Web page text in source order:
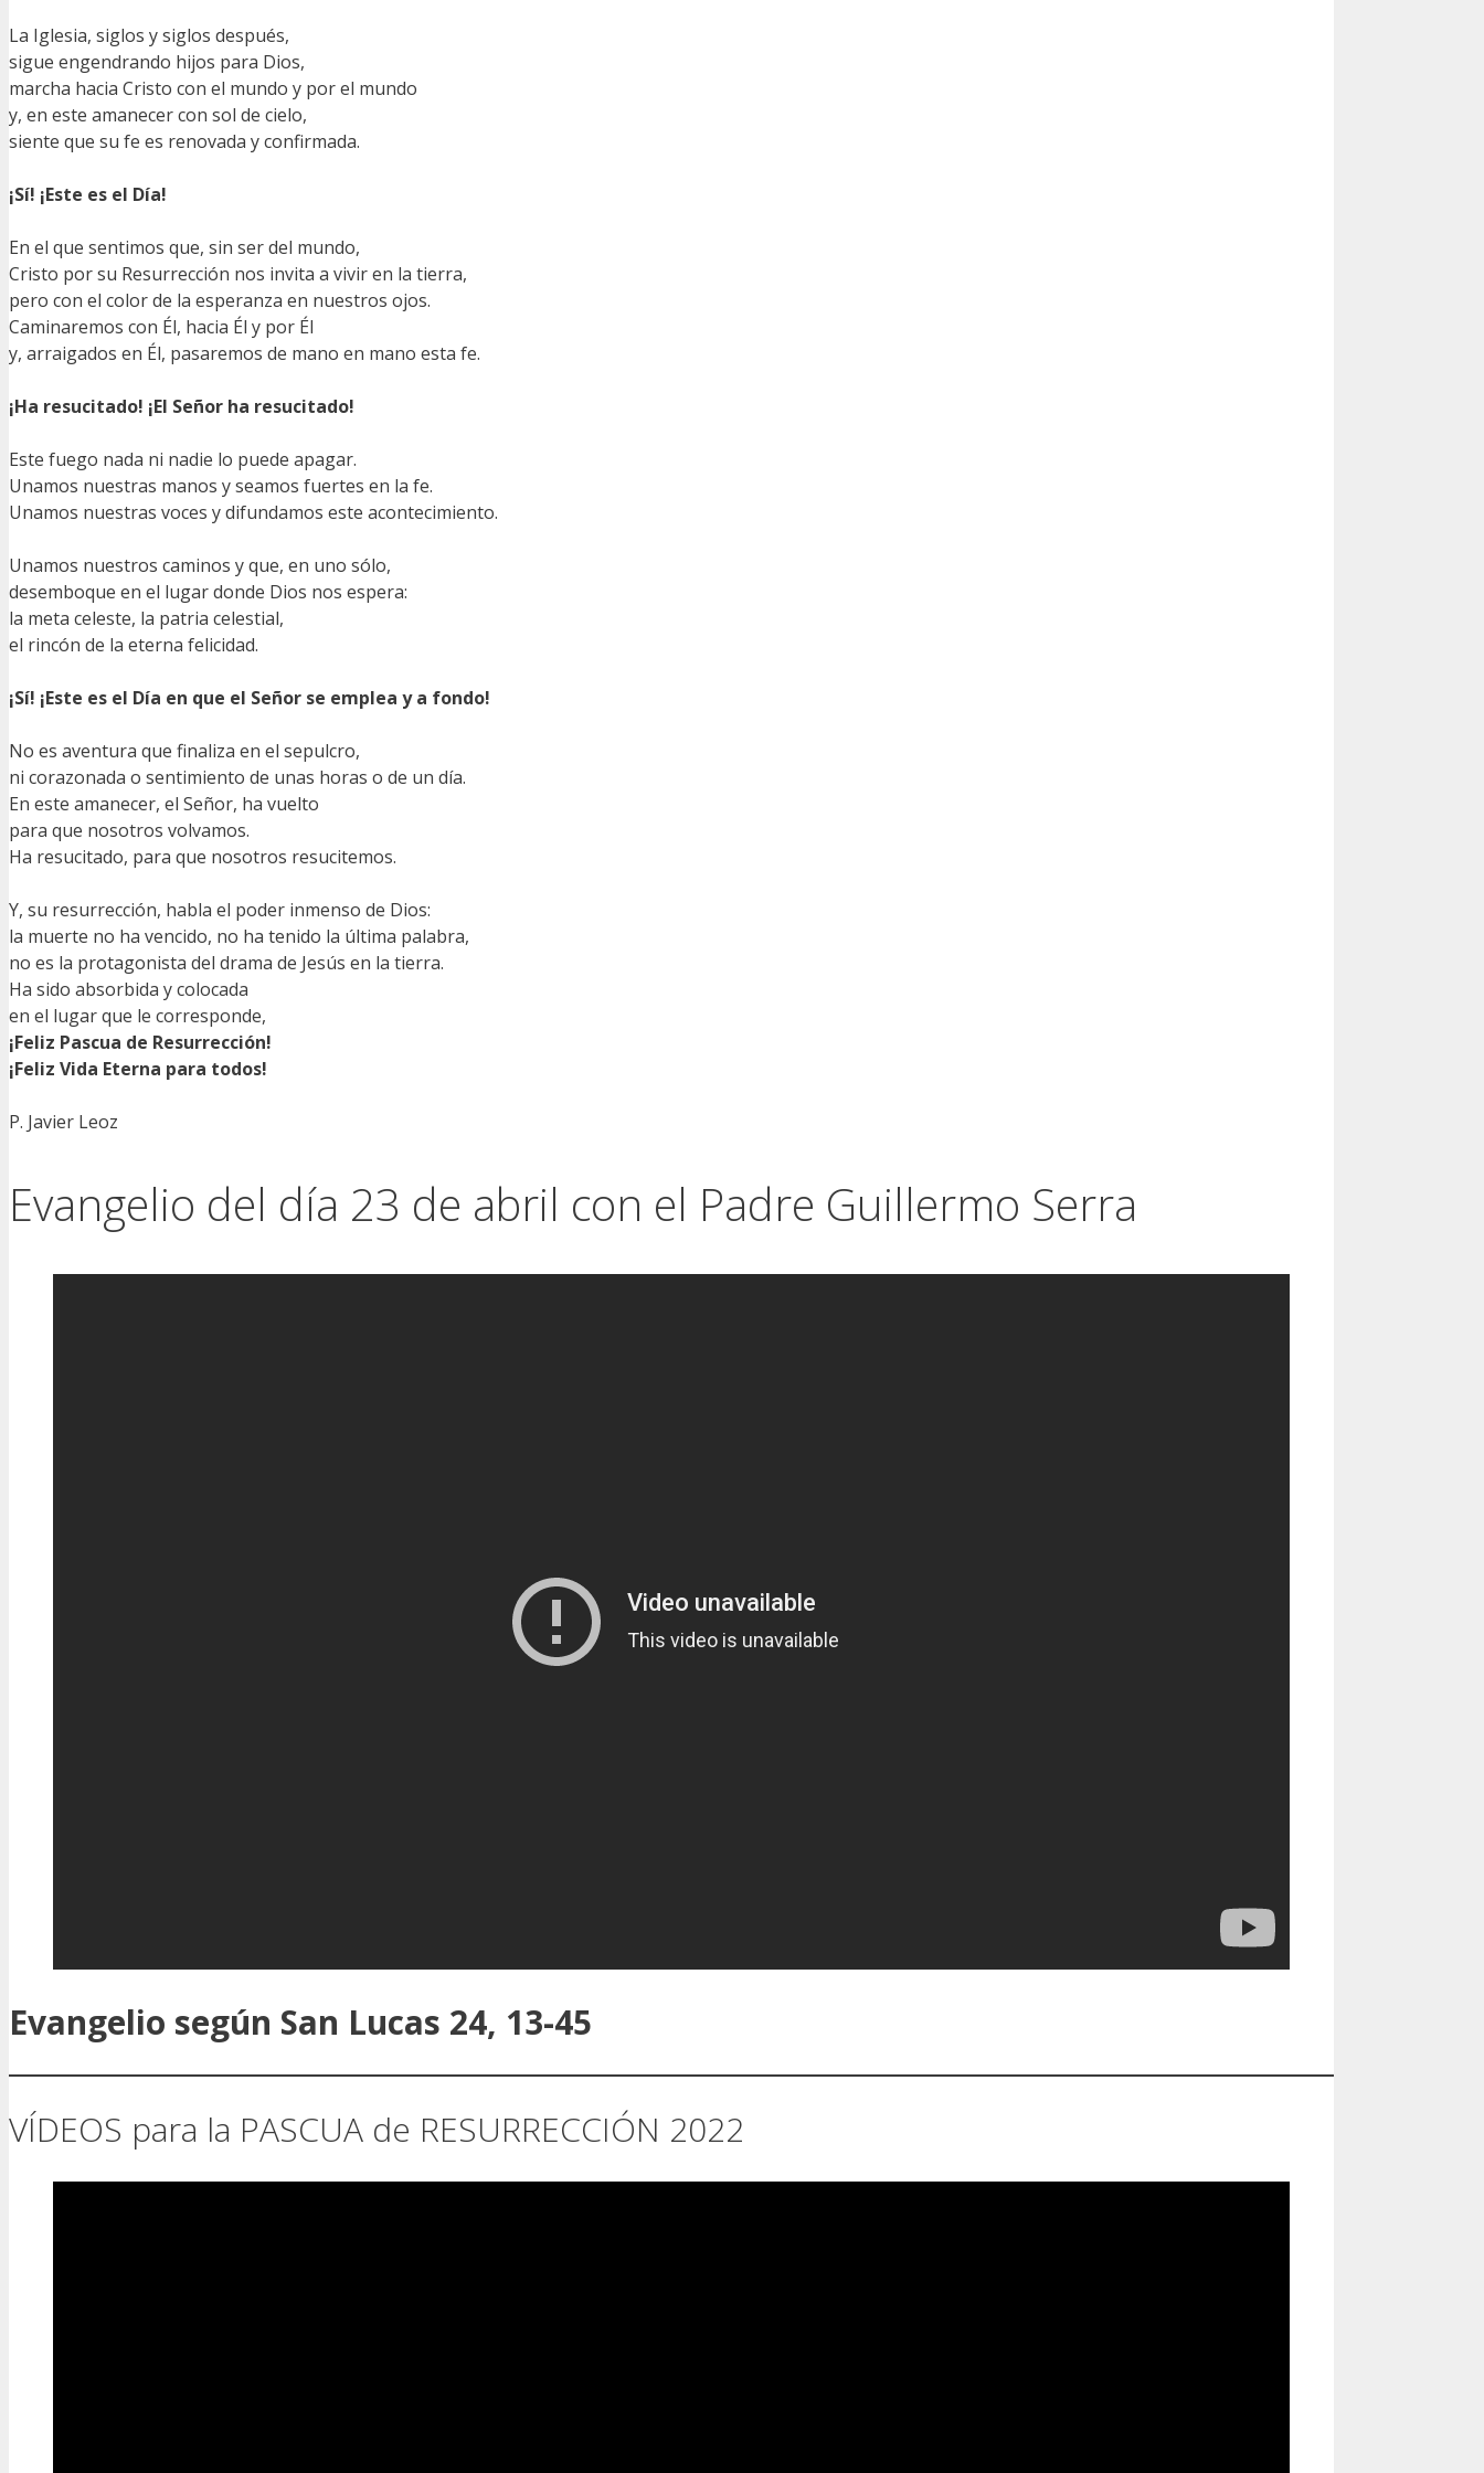
La Iglesia, siglos y siglos después,
sigue engendrando hijos para Dios,
marcha hacia Cristo con el mundo y por el mundo
y, en este amanecer con sol de cielo,
siente que su fe es renovada y confirmada.
¡Sí! ¡Este es el Día!
En el que sentimos que, sin ser del mundo,
Cristo por su Resurrección nos invita a vivir en la tierra,
pero con el color de la esperanza en nuestros ojos.
Caminaremos con Él, hacia Él y por Él
y, arraigados en Él, pasaremos de mano en mano esta fe.
¡Ha resucitado! ¡El Señor ha resucitado!
Este fuego nada ni nadie lo puede apagar.
Unamos nuestras manos y seamos fuertes en la fe.
Unamos nuestras voces y difundamos este acontecimiento.
Unamos nuestros caminos y que, en uno sólo,
desemboque en el lugar donde Dios nos espera:
la meta celeste, la patria celestial,
el rincón de la eterna felicidad.
¡Sí! ¡Este es el Día en que el Señor se emplea y a fondo!
No es aventura que finaliza en el sepulcro,
ni corazonada o sentimiento de unas horas o de un día.
En este amanecer, el Señor, ha vuelto
para que nosotros volvamos.
Ha resucitado, para que nosotros resucitemos.
Y, su resurrección, habla el poder inmenso de Dios:
la muerte no ha vencido, no ha tenido la última palabra,
no es la protagonista del drama de Jesús en la tierra.
Ha sido absorbida y colocada
en el lugar que le corresponde,
¡Feliz Pascua de Resurrección!
¡Feliz Vida Eterna para todos!
P. Javier Leoz
Evangelio del día 23 de abril con el Padre Guillermo Serra
Evangelio según San Lucas 24, 13-45
VÍDEOS para la PASCUA de RESURRECCIÓN 2022